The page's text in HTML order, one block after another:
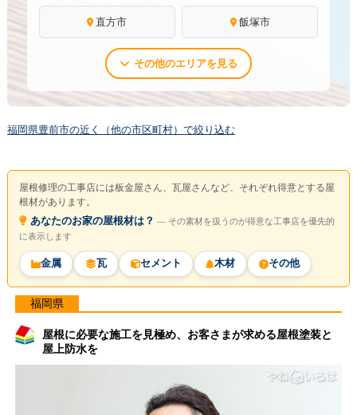
直方市 飯塚市
その他のエリアを見る
福岡県豊前市の近く（他の市区町村）で絞り込む
屋根修理の工事店には板金屋さん、瓦屋さんなど、それぞれ得意とする屋
根材があります。
あなたのお家の屋根材は？ ― その素材を扱うのが得意な工事店を優先的
に表示します
金属 瓦 セメント 木材 その他
福岡県
屋根に必要な施工を見極め、お客さまが求める屋根塗装と
屋上防水を